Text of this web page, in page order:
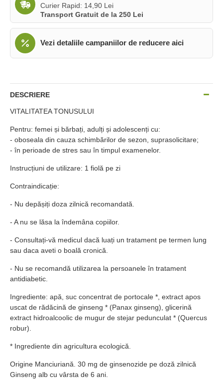
Curier Rapid: 14,90 Lei
Transport Gratuit de la 250 Lei
Vezi detaliile campaniilor de reducere aici
DESCRIERE
VITALITATEA TONUSULUI
Pentru: femei și bărbați, adulți și adolescenți cu:
- oboseala din cauza schimbărilor de sezon, suprasolicitare;
- în perioade de stres sau în timpul examenelor.
Instrucțiuni de utilizare: 1 fiolă pe zi
Contraindicație:
- Nu depășiți doza zilnică recomandată.
- A nu se lăsa la îndemâna copiilor.
- Consultați-vă medicul dacă luați un tratament pe termen lung
sau daca aveti o boală cronică.
- Nu se recomandă utilizarea la persoanele în tratament
antidiabetic.
Ingrediente: apă, suc concentrat de portocale *, extract apos
uscat de rădăcină de ginseng * (Panax ginseng), glicerină
extract hidroalcoolic de mugur de stejar pedunculat * (Quercus
robur).
* Ingrediente din agricultura ecologică.
Origine Manciuriană. 30 mg de ginsenozide pe doză zilnică
Ginseng alb cu vârsta de 6 ani.